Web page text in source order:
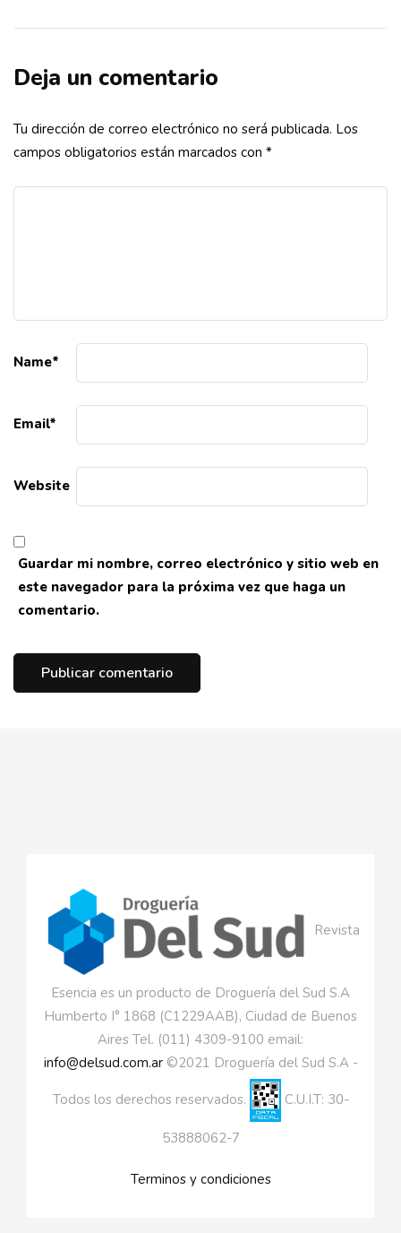
Deja un comentario
Tu dirección de correo electrónico no será publicada. Los
campos obligatorios están marcados con *
Name*
Email*
Website
Guardar mi nombre, correo electrónico y sitio web en
este navegador para la próxima vez que haga un
comentario.
Revista
Esencia es un producto de Droguería del Sud S.A
Humberto I° 1868 (C1229AAB), Ciudad de Buenos
Aires Tel. (011) 4309-9100 email:
info@delsud.com.ar©2021 Droguería del Sud S.A -
Todos los derechos reservados. C.U.I.T: 30-
53888062-7
Terminos y condiciones